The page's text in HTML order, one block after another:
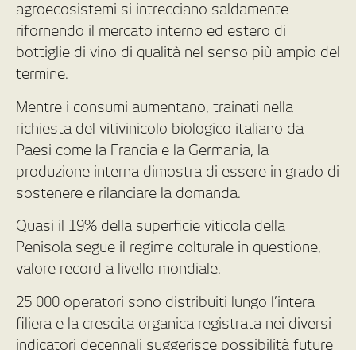
agroecosistemi si intrecciano saldamente
rifornendo il mercato interno ed estero di
bottiglie di vino di qualità nel senso più ampio del
termine.
Mentre i consumi aumentano, trainati nella
richiesta del vitivinicolo biologico italiano da
Paesi come la Francia e la Germania, la
produzione interna dimostra di essere in grado di
sostenere e rilanciare la domanda.
Quasi il 19% della superficie viticola della
Penisola segue il regime colturale in questione,
valore record a livello mondiale.
25 000 operatori sono distribuiti lungo l’intera
filiera e la crescita organica registrata nei diversi
indicatori decennali suggerisce possibilità future